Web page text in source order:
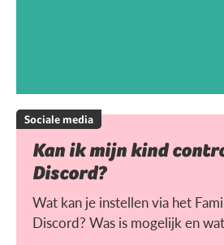
Sociale media
Kan ik mijn kind
Discord?
Wat kan je instellen via het
Discord? Was is mogelijk en